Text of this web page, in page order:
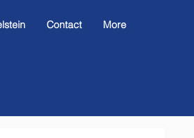
Contact More